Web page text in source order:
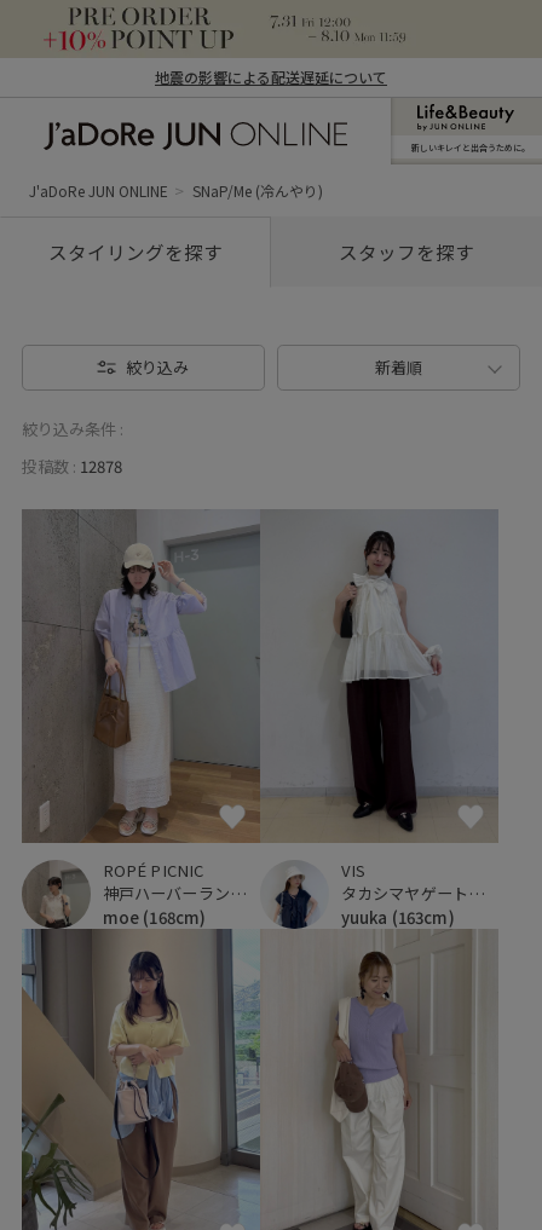
地震の影響による配送遅延について
ン オンライン）
新しいキレイと出合うために。
J'aDoRe JUN ONLINE SNaP/Me (冷んやり)
スタイリングを探す スタッフを探す
絞り込み 新着順
絞り込み条件 :
投稿数 : 12878
ROPÉ PICNIC
神戸ハーバーランドumie
moe (168cm)
VIS
タカシマヤゲートタワーモール
yuuka (163cm)